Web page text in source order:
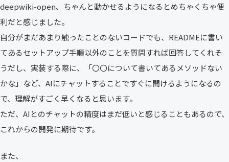
deepwiki-open、ちゃんと動かせるようになるとめちゃくちゃ便
利だと感じました。
自分がまだあまり触ったことのないコードでも、READMEに書い
てあるセットアップ手順以外のことを質問すれば回答してくれそ
うだし、実装する際に、「〇〇について書いてあるメソッドない
かな」など、AIにチャットすることですぐに聞けるようになるの
で、理解がすごく早くなると思います。
ただ、AIとのチャットの精度はまだ低いと感じることもあるので、
これからの開発に期待です。
また、